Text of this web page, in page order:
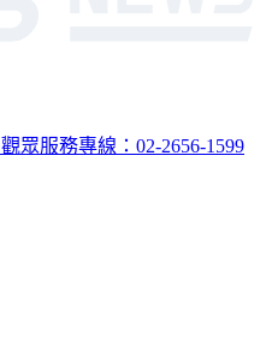
觀眾服務專線：02-2656-1599